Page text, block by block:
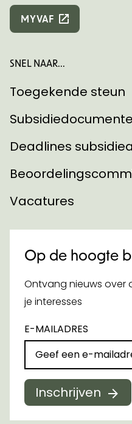
MYVAF
SNEL NAAR...
Toegekende steun
Deadlines
Vacatures
Op de hoogte
Ontvang nieuws over
je interesses
E-MAILADRES
Inschrijven